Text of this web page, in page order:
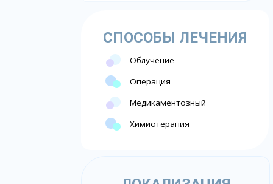
СПОСОБЫ ЛЕЧЕНИЯ
Облучение
Операция
Медикаментозный
Химиотерапия